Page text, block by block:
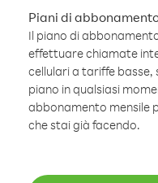
Piani di
Il piano di
effettuare chiamate
cellulari a tariffe basse,
piano in qualsiasi
abbonamento mensile
che stai già facendo.